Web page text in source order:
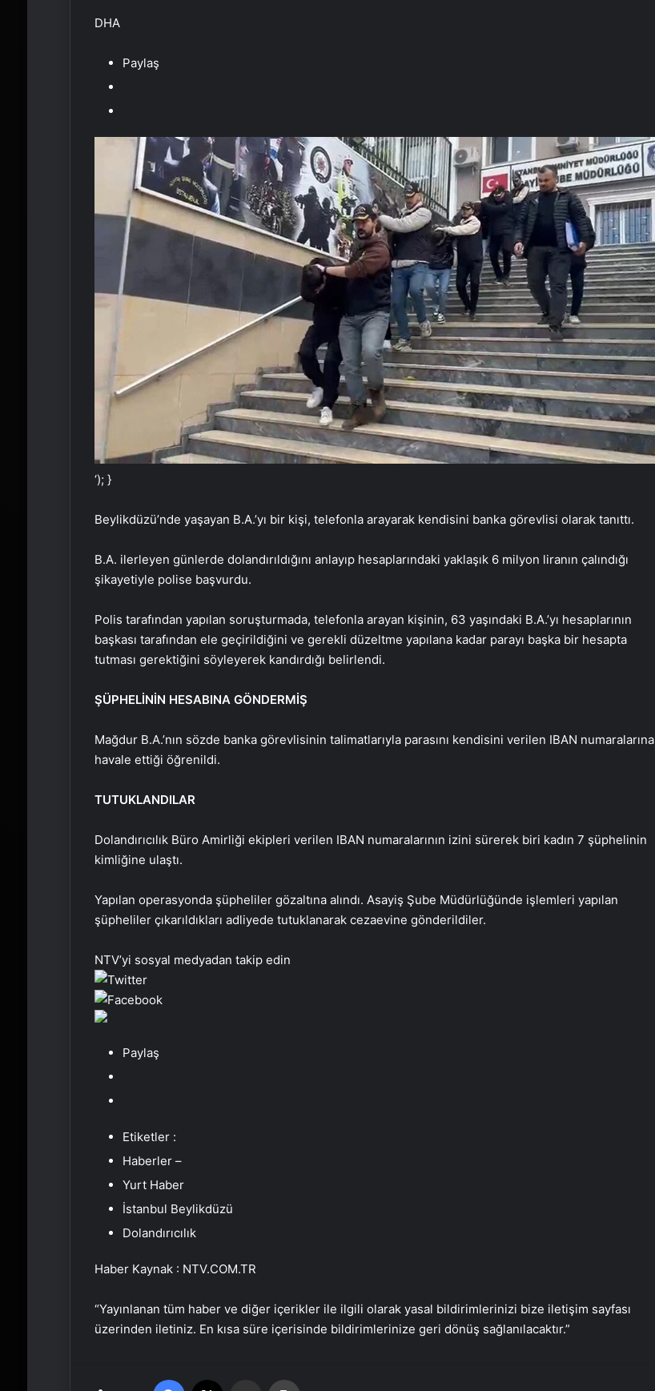
DHA
Paylaş
‘); }
Beylikdüzü’nde yaşayan B.A.’yı bir kişi, telefonla arayarak kendisini banka görevlisi olarak tanıttı.
B.A. ilerleyen günlerde dolandırıldığını anlayıp hesaplarındaki yaklaşık 6 milyon liranın çalındığı
şikayetiyle polise başvurdu.
Polis tarafından yapılan soruşturmada, telefonla arayan kişinin, 63 yaşındaki B.A.’yı hesaplarının
başkası tarafından ele geçirildiğini ve gerekli düzeltme yapılana kadar parayı başka bir hesapta
tutması gerektiğini söyleyerek kandırdığı belirlendi.
ŞÜPHELİNİN HESABINA GÖNDERMİŞ
Mağdur B.A.’nın sözde banka görevlisinin talimatlarıyla parasını kendisini verilen IBAN numaralarına
havale ettiği öğrenildi.
TUTUKLANDILAR
Dolandırıcılık Büro Amirliği ekipleri verilen IBAN numaralarının izini sürerek biri kadın 7 şüphelinin
kimliğine ulaştı.
Yapılan operasyonda şüpheliler gözaltına alındı. Asayiş Şube Müdürlüğünde işlemleri yapılan
şüpheliler çıkarıldıkları adliyede tutuklanarak cezaevine gönderildiler.
NTV’yi sosyal medyadan takip edin
Paylaş
Etiketler :
Haberler –
Yurt Haber
İstanbul Beylikdüzü
Dolandırıcılık
Haber Kaynak : NTV.COM.TR
“Yayınlanan tüm haber ve diğer içerikler ile ilgili olarak yasal bildirimlerinizi bize iletişim sayfası
üzerinden iletiniz. En kısa süre içerisinde bildirimlerinize geri dönüş sağlanılacaktır.”
Facebook Email'den paylaş
Umre Ne Kadar